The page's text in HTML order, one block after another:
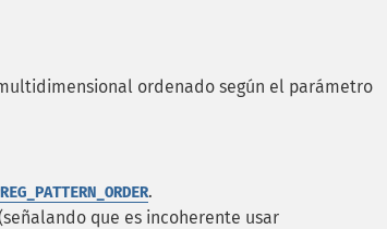
ordenado según el parámetro
.
que es incoherente usar